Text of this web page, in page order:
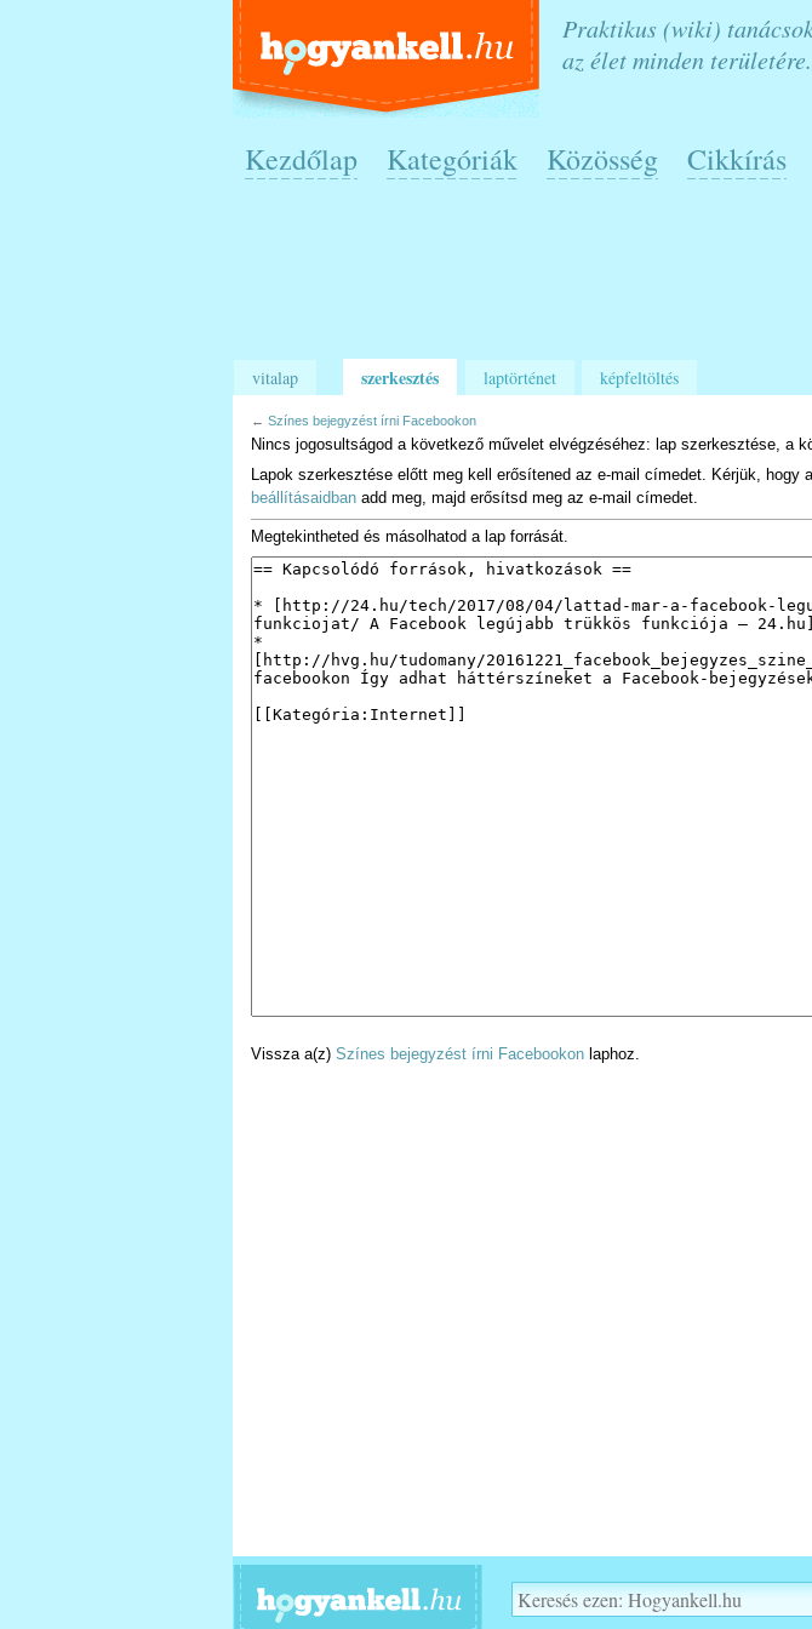
Praktikus (wiki)
az élet minden területére.
Kezdőlap Kategóriák Közösség Cikkírás
vitalap szerkesztés laptörténet képfeltöltés
← Színes bejegyzést írni Facebookon
Nincs jogosultságod a következő művelet elvégzéséhez: lap szerkesztése, a
Lapok szerkesztése előtt meg kell erősítened az e-mail címedet. Kérjük, hogy
beállításaidban add meg, majd erősítsd meg az e-mail címedet.
Megtekintheted és másolhatod a lap forrását.
Vissza a(z) Színes bejegyzést írni Facebookon laphoz.